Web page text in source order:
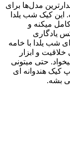
مدل‌ها برای
این کیک شب یلدا
میکنه و
یادگاری
شب یلدا با خامه
و ابزار
حتی میتونی
کیک هندوانه‌ ای
بشه.